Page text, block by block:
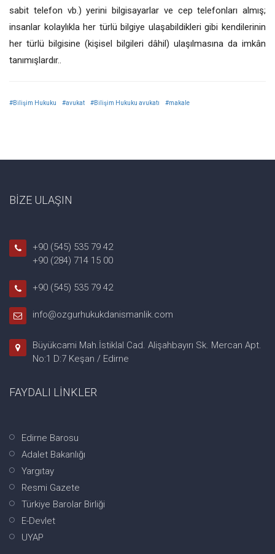
sabit telefon vb.) yerini bilgisayarlar ve cep telefonları almış;
insanlar kolaylıkla her türlü bilgiye ulaşabildikleri gibi kendilerinin
her türlü bilgisine (kişisel bilgileri dâhil) ulaşılmasına da imkân
tanımışlardır..
#Bilişim Hukuku #avukat #Bilişim Hukuku avukatı #makale
BİZE ULAŞIN
+90 (545) 535 79 42
+90 (284) 714 15 00
+90 (545) 535 79 42
info@ozgurhukukdanismanlik.com
Büyükcami Mah.İstiklal Cad. Alişahbayırı Sk. Mercan Apt.
No:1 D:7 Keşan / Edirne
FAYDALI LİNKLER
Edirne Barosu
Adalet Bakanlığı
Yargıtay
Resmi Gazete
Türkiye Barolar Birliği
E-Devlet
UYAP